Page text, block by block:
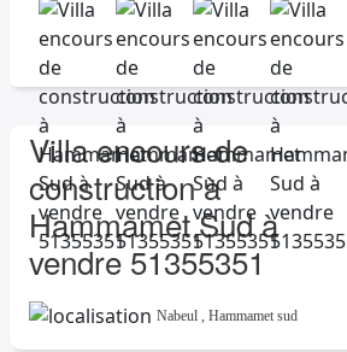
Villa encours de
construction à
Hammamet Sud à
vendre 51355351
Nabeul , Hammamet sud